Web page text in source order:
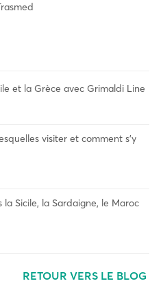
et la Grèce avec Grimaldi Line
visiter et comment s'y
Sicile, la Sardaigne, le Maroc
RETOUR VERS LE BLOG